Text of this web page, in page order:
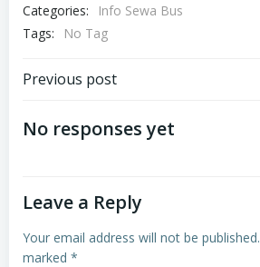
Categories:
Info Sewa Bus
Tags:
No Tag
Post
navigation
Previous post
No responses yet
Leave a Reply
Your email address will not be published.
marked *